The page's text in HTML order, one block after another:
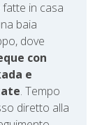
in casa
baia
dove
con
e
. Tempo
diretto alla